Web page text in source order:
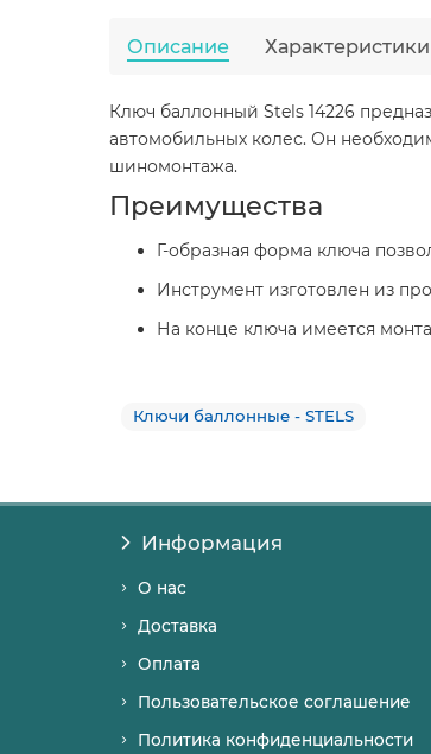
Описание Характеристики
Ключ баллонный Stels 14226
автомобильных колес. Он
шиномонтажа.
Преимущества
Г-образная форма ключа
Инструмент изготовлен из
На конце ключа имеется
Ключи баллонные - STELS
Информация
О нас
Доставка
Оплата
Пользовательское соглашение
Политика конфиденциальности